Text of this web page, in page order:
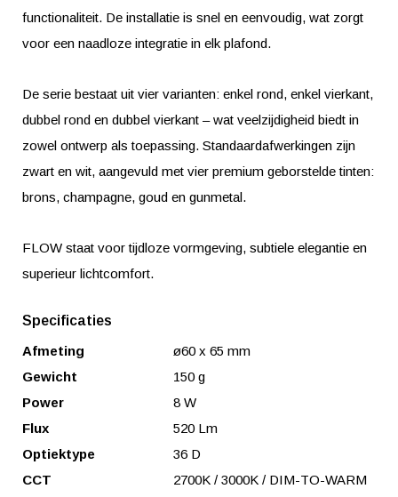
functionaliteit. De installatie is snel en eenvoudig, wat zorgt
voor een naadloze integratie in elk plafond.
De serie bestaat uit vier varianten: enkel rond, enkel vierkant,
dubbel rond en dubbel vierkant – wat veelzijdigheid biedt in
zowel ontwerp als toepassing. Standaardafwerkingen zijn
zwart en wit, aangevuld met vier premium geborstelde tinten:
brons, champagne, goud en gunmetal.
FLOW staat voor tijdloze vormgeving, subtiele elegantie en
superieur lichtcomfort.
Specificaties
Afmeting
ø60 x 65 mm
Gewicht
150 g
Power
8 W
Flux
520 Lm
Optiektype
36 D
CCT
2700K / 3000K / DIM-TO-WARM